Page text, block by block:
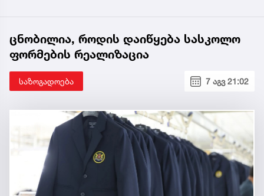
ცნობილია, როდის დაიწყება სასკოლო
ფორმების რეალიზაცია
საზოგადოება 7 აგვ 21:02